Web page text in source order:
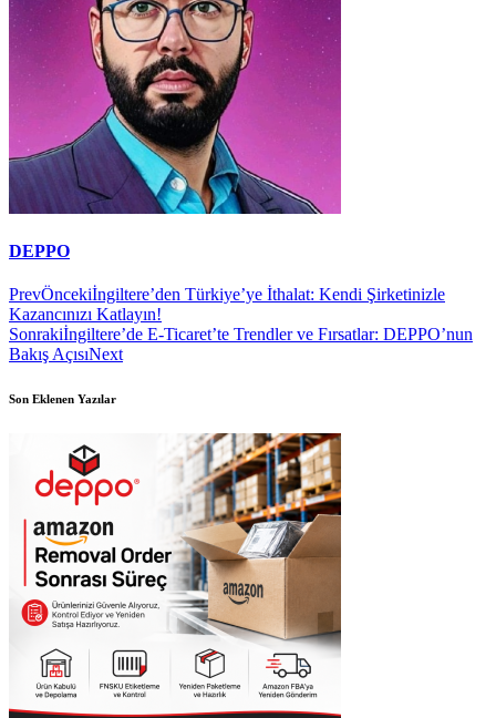
DEPPO
PrevÖncekiİngiltere’den Türkiye’ye İthalat: Kendi Şirketinizle
Kazancınızı Katlayın!
Sonrakiİngiltere’de E-Ticaret’te Trendler ve Fırsatlar: DEPPO’nun
Bakış AçısıNext
Son Eklenen Yazılar